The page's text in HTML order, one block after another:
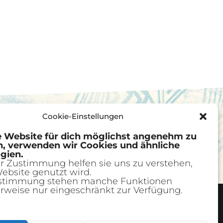
Cookie-Einstellungen
Website für dich möglichst angenehm zu
verwenden wir Cookies und ähnliche
Zustimmung helfen sie uns zu verstehen,
genutzt wird.
stehen manche Funktionen
nur eingeschränkt zur Verfügung.